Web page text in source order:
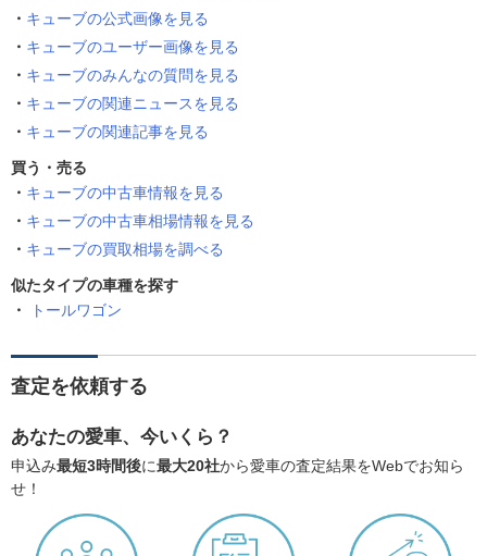
キューブの公式画像を見る
キューブのユーザー画像を見る
キューブのみんなの質問を見る
キューブの関連ニュースを見る
キューブの関連記事を見る
買う・売る
キューブの中古車情報を見る
キューブの中古車相場情報を見る
キューブの買取相場を調べる
似たタイプの車種を探す
トールワゴン
査定を依頼する
あなたの愛車、今いくら？
申込み最短3時間後に最大20社から愛車の査定結果をWebでお知ら
せ！